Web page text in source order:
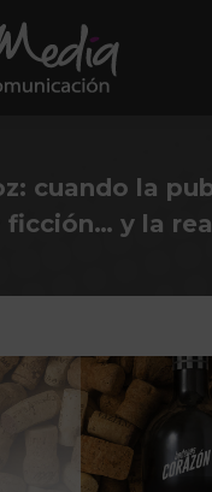
cuando la
ficción… y la